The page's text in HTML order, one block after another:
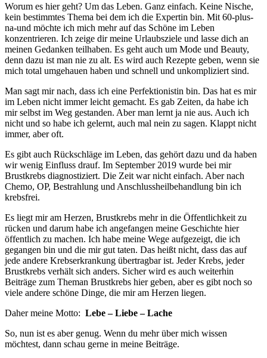
Worum es hier geht? Um das Leben. Ganz einfach. Keine Nische,
kein bestimmtes Thema bei dem ich die Expertin bin. Mit 60-plus-
na-und möchte ich mich mehr auf das Schöne im Leben
konzentrieren. Ich zeige dir meine Urlaubsziele und lasse dich an
meinen Gedanken teilhaben. Es geht auch um Mode und Beauty,
denn dazu ist man nie zu alt. Es wird auch Rezepte geben, wenn sie
mich total umgehauen haben und schnell und unkompliziert sind.
Man sagt mir nach, dass ich eine Perfektionistin bin. Das hat es mir
im Leben nicht immer leicht gemacht. Es gab Zeiten, da habe ich
mir selbst im Weg gestanden. Aber man lernt ja nie aus. Auch ich
nicht und so habe ich gelernt, auch mal nein zu sagen. Klappt nicht
immer, aber oft.
Es gibt auch Rückschläge im Leben, das gehört dazu und da haben
wir wenig Einfluss drauf. Im September 2019 wurde bei mir
Brustkrebs diagnostiziert. Die Zeit war nicht einfach. Aber nach
Chemo, OP, Bestrahlung und Anschlussheilbehandlung bin ich
krebsfrei.
Es liegt mir am Herzen, Brustkrebs mehr in die Öffentlichkeit zu
rücken und darum habe ich angefangen meine Geschichte hier
öffentlich zu machen. Ich habe meine Wege aufgezeigt, die ich
gegangen bin und die mir gut taten. Das heißt nicht, dass das auf
jede andere Krebserkrankung übertragbar ist. Jeder Krebs, jeder
Brustkrebs verhält sich anders. Sicher wird es auch weiterhin
Beiträge zum Theman Brustkrebs hier geben, aber es gibt noch so
viele andere schöne Dinge, die mir am Herzen liegen.
Daher meine Motto: Lebe – Liebe – Lache
So, nun ist es aber genug. Wenn du mehr über mich wissen
möchtest, dann schau gerne in meine Beiträge.